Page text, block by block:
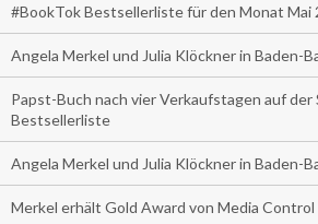
#BookTok Bestsellerliste für den Monat Mai
Angela Merkel und Julia Klöckner in Baden-
Papst-Buch nach vier Verkaufstagen auf der
Bestsellerliste
Angela Merkel und Julia Klöckner in Baden-
Merkel erhält Gold Award von Media Control